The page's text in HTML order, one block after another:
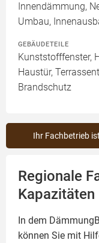
Innendämmung,
Umbau,
GEBÄUDETEILE
Kunststofffenster,
Haustür,
Brandschutz
Ihr Fachbetrieb
Regionale
Kapazitäten
In dem
können Sie mit